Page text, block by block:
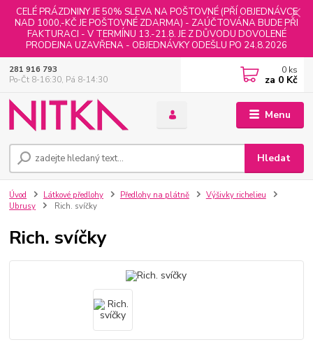
CELÉ PRÁZDNINY JE 50% SLEVA NA POŠTOVNÉ (PŘÍ OBJEDNÁVCE
NAD 1000,-KČ JE POŠTOVNÉ ZDARMA) - ZAÚČTOVÁNA BUDE PŘI
FAKTURACI - V TERMÍNU 13.-21.8. JE Z DŮVODU DOVOLENÉ
PRODEJNA UZAVŘENA - OBJEDNÁVKY ODEŠLU PO 24.8.2026
Menu
Hledat
281 916 793
Po-Čt 8-16:30, Pá 8-14:30
0 ks
za 0 Kč
Úvod Látkové předlohy Předlohy na plátně
Výšivky richelieu
Ubrusy
Rich. svíčky
Rich. svíčky